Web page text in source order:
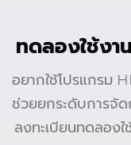
ทดลองใช้งาน
อยากใช้โปรแกรม
ช่วยยกระดับการจัด
ลงทะเบียนทดลองใ